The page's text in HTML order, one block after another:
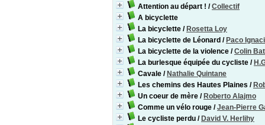
Attention au départ ! /Collectif
A bicyclette
La bicyclette / Rosetta Loy
La bicyclette de Léonard / Paco
La bicyclette de la violence /Colin
La burlesque équipée du cycliste /
Cavale / Nathalie Quintane
Les chemins des Hautes Plaines /
Un coeur de mère / Roberto Alajmo
Comme un vélo rouge /Jean-Pierre
Le cycliste perdu / David V. Herlihy